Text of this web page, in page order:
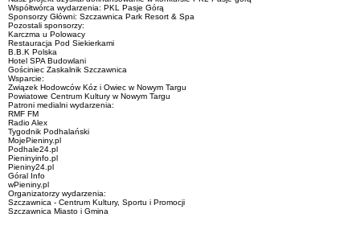
Współtwórca wydarzenia: PKL Pasje Górą
Sponsorzy Główni: Szczawnica Park Resort & Spa
Pozostali sponsorzy:
Karczma u Polowacy
Restauracja Pod Siekierkami
B.B.K Polska
Hotel SPA Budowlani
Gościniec Zaskalnik Szczawnica
Wsparcie:
Związek Hodowców Kóz i Owiec w Nowym Targu
Powiatowe Centrum Kultury w Nowym Targu
Patroni medialni wydarzenia:
RMF FM
Radio Alex
Tygodnik Podhalański
MojePieniny.pl
Podhale24.pl
Pieninyinfo.pl
Pieniny24.pl
Góral Info
wPieniny.pl
Organizatorzy wydarzenia:
Szczawnica - Centrum Kultury, Sportu i Promocji
Szczawnica Miasto i Gmina